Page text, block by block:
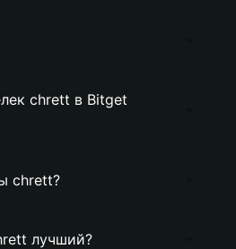
chrett в Bitget
chrett?
лучший?